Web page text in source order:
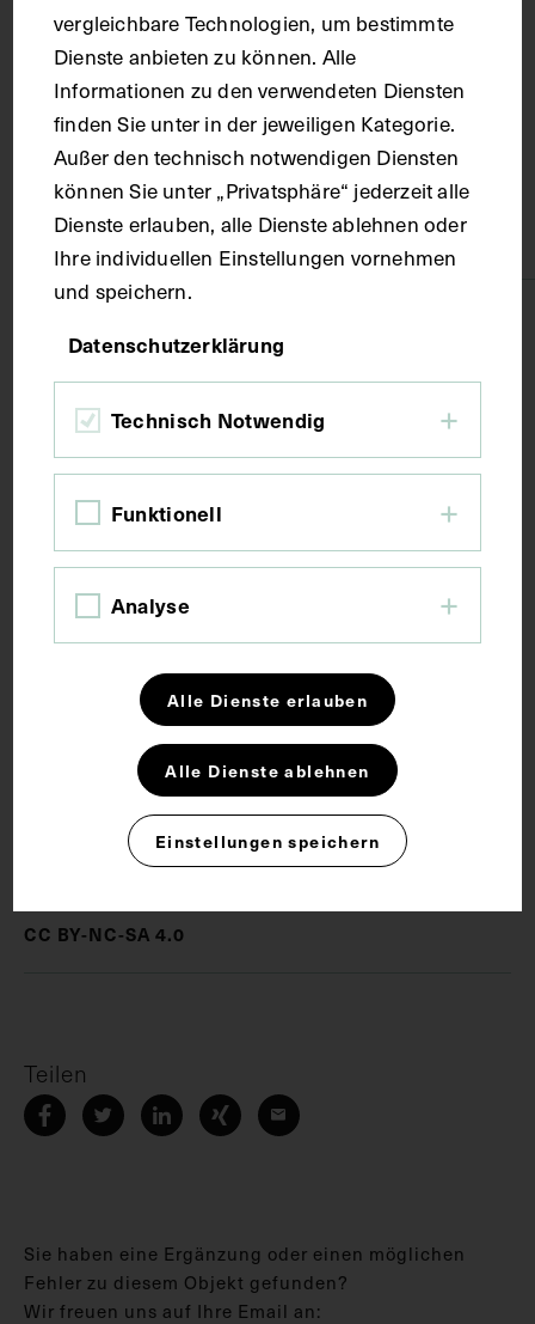
Dolomiten
Material
Papier
Maße
Bildmaß 11,8 x 6,5 cm
Erster Weltkrieg
Fotografie
Gebirgskrieg
Militärmedizin Soldat
CC BY-NC-SA 4.0
Teilen
Sie haben eine Ergänzung oder einen möglichen
Fehler zu diesem Objekt gefunden?
Wir freuen uns auf Ihre Email an:
vergleichbare Technologien, um bestimmte
Dienste anbieten zu können. Alle
Informationen zu den verwendeten Diensten
finden Sie unter in der jeweiligen Kategorie.
Außer den technisch notwendigen Diensten
können Sie unter „Privatsphäre“ jederzeit alle
Dienste erlauben, alle Dienste ablehnen oder
Ihre individuellen Einstellungen vornehmen
und speichern.
Datenschutzerklärung
Technisch Notwendig
Funktionell
Analyse
Alle Dienste erlauben
Alle Dienste ablehnen
Einstellungen speichern